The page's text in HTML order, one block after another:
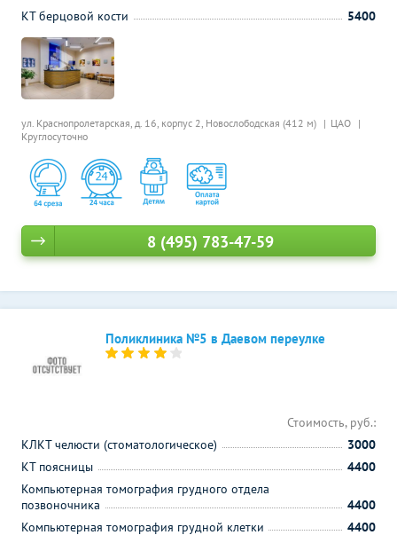
ул. Краснопролетарская, д. 16, корпус 2, Новослободская (412 м)
ЦАО
Круглосуточно
КТ берцовой кости
5400
8 (495) 783-47-59
Поликлиника №5 в Даевом переулке
Стоимость, руб.:
КЛКТ челюсти (стоматологическое)
3000
КТ поясницы
4400
Компьютерная томография грудного отдела
позвоночника
4400
Компьютерная томография грудной клетки
4400